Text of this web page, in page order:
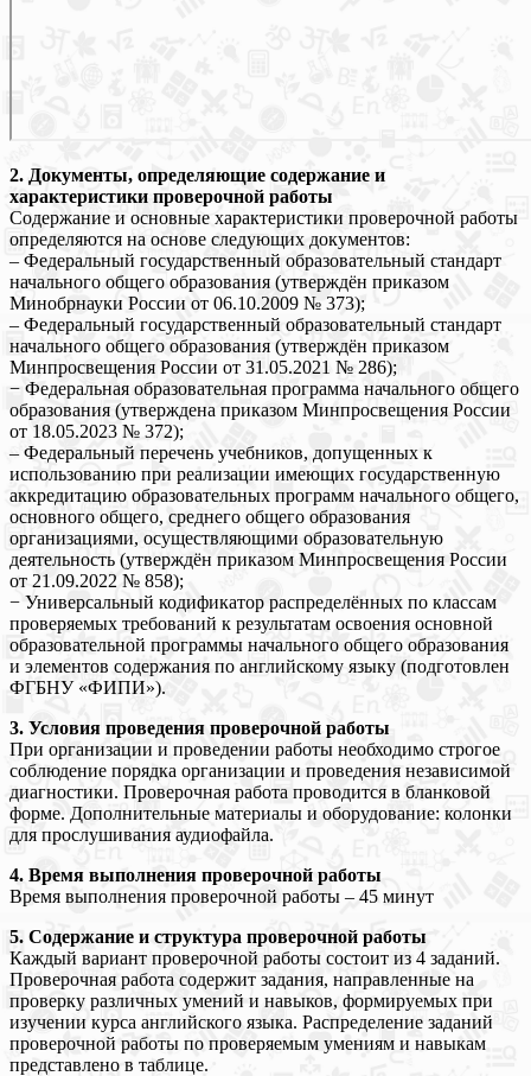
2. Документы, определяющие содержание и
характеристики проверочной работы
Содержание и основные характеристики проверочной работы
определяются на основе следующих документов:
– Федеральный государственный образовательный стандарт
начального общего образования (утверждён приказом
Минобрнауки России от 06.10.2009 № 373);
– Федеральный государственный образовательный стандарт
начального общего образования (утверждён приказом
Минпросвещения России от 31.05.2021 № 286);
− Федеральная образовательная программа начального общего
образования (утверждена приказом Минпросвещения России
от 18.05.2023 № 372);
– Федеральный перечень учебников, допущенных к
использованию при реализации имеющих государственную
аккредитацию образовательных программ начального общего,
основного общего, среднего общего образования
организациями, осуществляющими образовательную
деятельность (утверждён приказом Минпросвещения России
от 21.09.2022 № 858);
− Универсальный кодификатор распределённых по классам
проверяемых требований к результатам освоения основной
образовательной программы начального общего образования
и элементов содержания по английскому языку (подготовлен
ФГБНУ «ФИПИ»).
3. Условия проведения проверочной работы
При организации и проведении работы необходимо строгое
соблюдение порядка организации и проведения независимой
диагностики. Проверочная работа проводится в бланковой
форме. Дополнительные материалы и оборудование: колонки
для прослушивания аудиофайла.
4. Время выполнения проверочной работы
Время выполнения проверочной работы – 45 минут
5. Содержание и структура проверочной работы
Каждый вариант проверочной работы состоит из 4 заданий.
Проверочная работа содержит задания, направленные на
проверку различных умений и навыков, формируемых при
изучении курса английского языка. Распределение заданий
проверочной работы по проверяемым умениям и навыкам
представлено в таблице.